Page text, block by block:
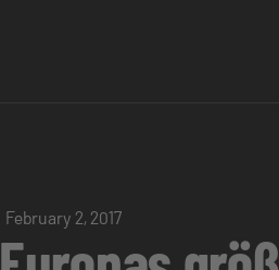
February 2, 2017